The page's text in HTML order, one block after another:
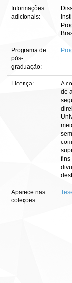
Informações
adicionais:
Programa de
pós-
graduação:
Licença:
A
de
fins
Aparece nas
coleções: